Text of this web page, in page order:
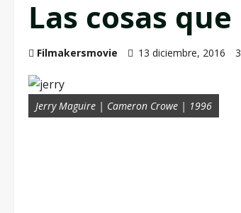
Las cosas
Filmakersmovie 13 diciembre, 2016
Jerry Maguire | Cameron Crowe | 1996